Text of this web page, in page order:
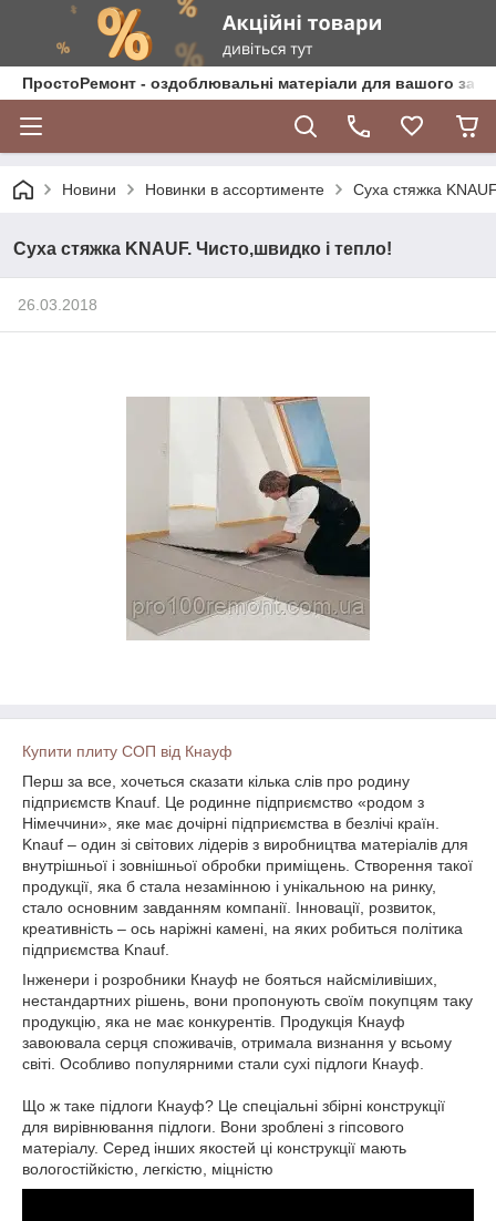
ПростоРемонт - оздоблювальні матеріали для вашого
Новини Новинки в ассортименте Суха стяжка
Суха стяжка KNAUF. Чисто,швидко і тепло!
26.03.2018
Купити плиту СОП від Кнауф
Перш за все, хочеться сказати кілька слів про родину
підприємств Knauf. Це родинне підприємство «родом з
Німеччини», яке має дочірні підприємства в безлічі країн.
Knauf – один зі світових лідерів з виробництва матеріалів для
внутрішньої і зовнішньої обробки приміщень. Створення такої
продукції, яка б стала незамінною і унікальною на ринку,
стало основним завданням компанії. Інновації, розвиток,
креативність – ось наріжні камені, на яких робиться політика
підприємства Knauf.
Інженери і розробники Кнауф не бояться найсміливіших,
нестандартних рішень, вони пропонують своїм покупцям таку
продукцію, яка не має конкурентів. Продукція Кнауф
завоювала серця споживачів, отримала визнання у всьому
світі. Особливо популярними стали сухі підлоги Кнауф.
Що ж таке підлоги Кнауф? Це спеціальні збірні конструкції
для вирівнювання підлоги. Вони зроблені з гіпсового
матеріалу. Серед інших якостей ці конструкції мають
вологостійкістю, легкістю, міцністю